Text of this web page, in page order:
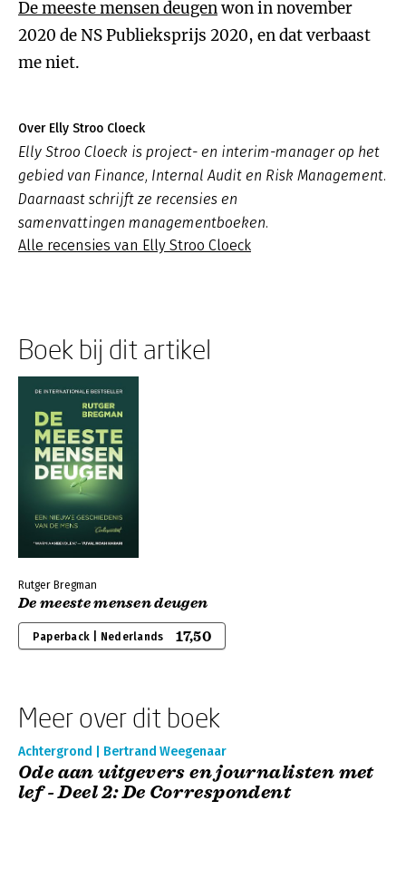
De meeste mensen deugenwon in november
2020 de NS Publieksprijs 2020, en dat verbaast
me niet.
Over Elly Stroo Cloeck
Elly Stroo Cloeck is project- en interim-manager op het
gebied van Finance, Internal Audit en Risk Management.
Daarnaast schrijft ze recensies en
samenvattingen managementboeken.
Alle recensies van Elly Stroo Cloeck
Boek bij dit artikel
Rutger Bregman
De meeste mensen deugen
Paperback | Nederlands 17,50
Meer over dit boek
Achtergrond | Bertrand Weegenaar
Ode aan uitgevers en journalisten met
lef - Deel 2: De Correspondent